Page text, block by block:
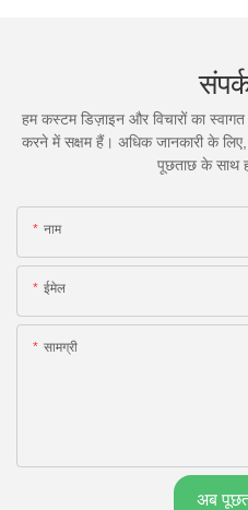
हम कस्टम डिज़ाइन और विचारों का
करने में सक्षम हैं। अधिक जानकारी के
पूछताछ के साथ
नाम
ईमेल
सामग्री
अब